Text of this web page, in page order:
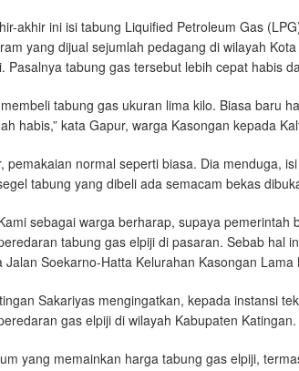
akhir ini isi tabung Liquified Petroleum Gas
yang dijual sejumlah pedagang di wilayah
Pasalnya tabung gas tersebut lebih cepat habis
tabung gas ukuran lima kilo. Biasa baru
habis,” kata Gapur, warga Kasongan kepada
pemakaian normal seperti biasa. Dia menduga,
tabung yang dibeli ada semacam bekas
sebagai warga berharap, supaya pemerintah
tabung gas elpiji di pasaran. Sebab hal
Jalan Soekarno-Hatta Kelurahan Kasongan Lama
Sakariyas mengingatkan, kepada instansi
gas elpiji di wilayah Kabupaten Katingan.
yang memainkan harga tabung gas elpiji,